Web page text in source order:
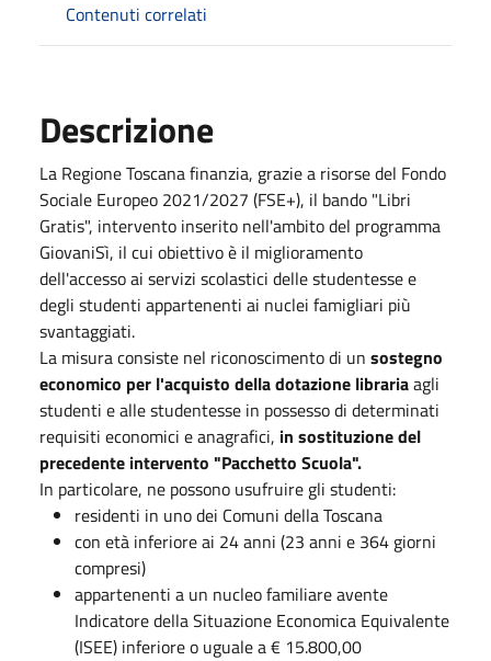
Contenuti correlati
Descrizione
La Regione Toscana finanzia, grazie a risorse del Fondo
Sociale Europeo 2021/2027 (FSE+), il bando "Libri
Gratis", intervento inserito nell'ambito del programma
GiovaniSì, il cui obiettivo è il miglioramento
dell'accesso ai servizi scolastici delle studentesse e
degli studenti appartenenti ai nuclei famigliari più
svantaggiati.
La misura consiste nel riconoscimento di un sostegno
economico per l'acquisto della dotazione librariaagli
studenti e alle studentesse in possesso di determinati
requisiti economici e anagrafici, in sostituzione del
precedente intervento "Pacchetto Scuola".
In particolare, ne possono usufruire gli studenti:
residenti in uno dei Comuni della Toscana
con età inferiore ai 24 anni (23 anni e 364 giorni
compresi)
appartenenti a un nucleo familiare avente
Indicatore della Situazione Economica Equivalente
(ISEE) inferiore o uguale a € 15.800,00